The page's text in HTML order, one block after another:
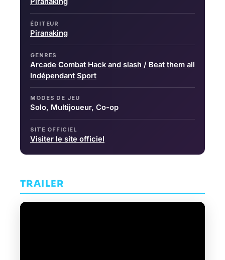
ÉDITEUR
Piranaking
GENRES
Arcade Combat Hack and slash / Beat them all
Indépendant Sport
MODES DE JEU
Solo, Multijoueur, Co-op
SITE OFFICIEL
Visiter le site officiel
TRAILER